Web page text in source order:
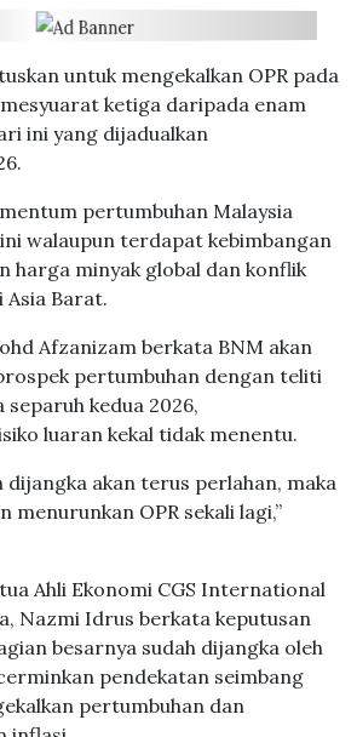
untuk mengekalkan OPR pada
ketiga daripada enam
ini yang dijadualkan
pertumbuhan Malaysia
walaupun terdapat kebimbangan
harga minyak global dan konflik
Barat.
Afzanizam berkata BNM akan
pertumbuhan dengan teliti
kedua 2026,
luaran kekal tidak menentu.
dijangka akan terus perlahan, maka
menurunkan OPR sekali lagi,”
Ahli Ekonomi CGS International
Nazmi Idrus berkata keputusan
besarnya sudah dijangka oleh
pendekatan seimbang
pertumbuhan dan